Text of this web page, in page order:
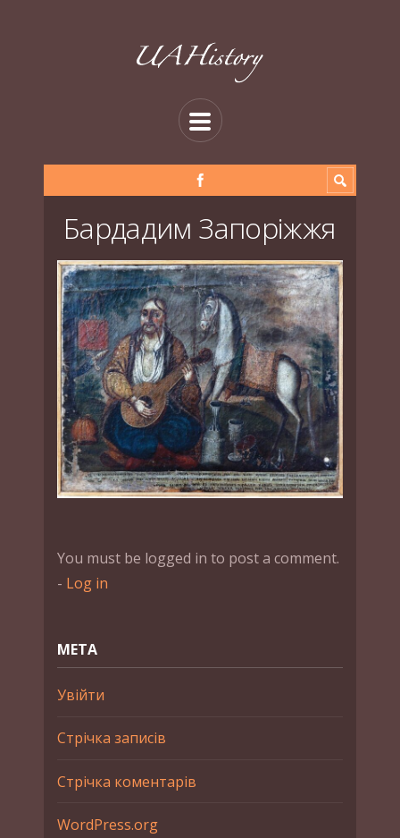
Бардадим Запоріжжя
You must be logged in to post a comment.
- Log in
МЕТА
Увійти
Стрічка записів
Стрічка коментарів
WordPress.org